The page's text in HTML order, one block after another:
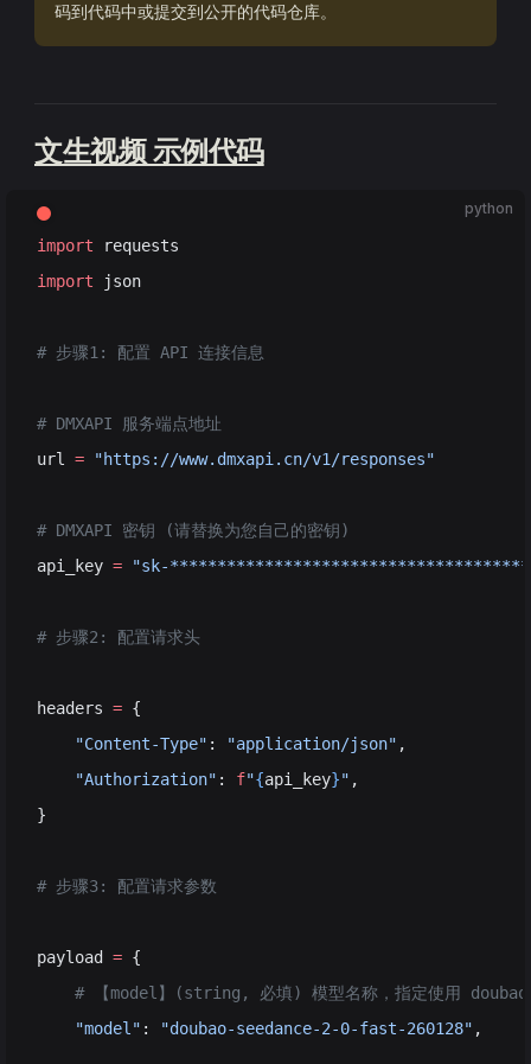
码到代码中或提交到公开的代码仓库。
文生视频 示例代码
python
import requests
import json
# 步骤1: 配置 API 连接信息
# DMXAPI 服务端点地址
url = "https://www.dmxapi.cn/v1/responses"
# DMXAPI 密钥 (请替换为您自己的密钥)
api_key = "sk-
# 步骤2: 配置请求头
headers = {
    "Content-Type"
: "application/json" ,
    "Authorization"
: f"{api_key}" ,
}
# 步骤3: 配置请求参数
payload = {
# 【model】(string, 必填) 模型名称，指定使用
    "model"
: "doubao-seedance-2-0-fast-260128" ,